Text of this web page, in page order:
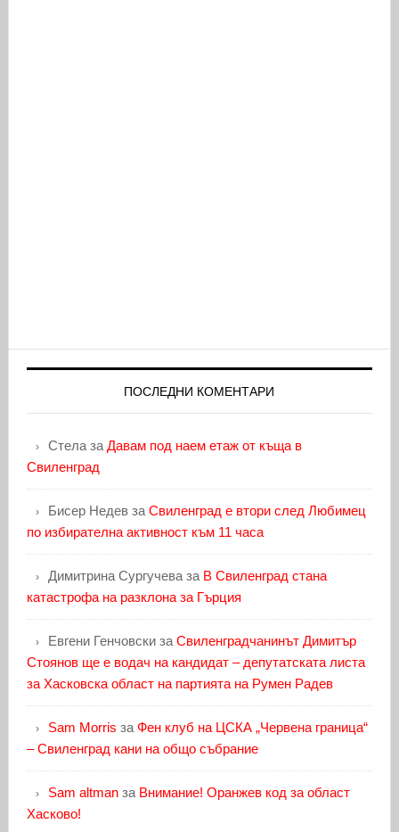
ПОСЛЕДНИ КОМЕНТАРИ
Стелаза Давам под наем етаж от къща в
Свиленград
Бисер Недевза Свиленград е втори след Любимец
по избирателна активност към 11 часа
Димитрина Сургучеваза В Свиленград стана
катастрофа на разклона за Гърция
Евгени Генчовскиза Свиленградчанинът Димитър
Стоянов ще е водач на кандидат – депутатската листа
за Хасковска област на партията на Румен Радев
Sam Morris за Фен клуб на ЦСКА „Червена граница“
– Свиленград кани на общо събрание
Sam altmanза Внимание! Оранжев код за област
Хасково!